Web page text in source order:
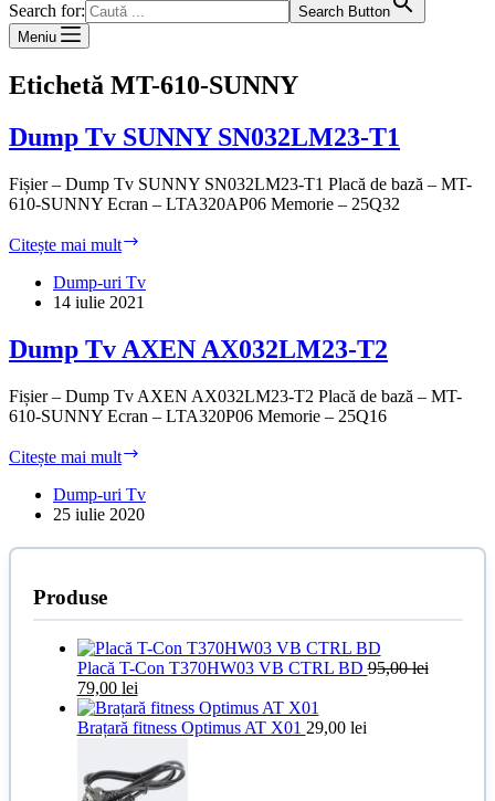
Search for:
Search Button
Meniu
Etichetă MT-610-SUNNY
Dump Tv SUNNY SN032LM23-T1
Fișier – Dump Tv SUNNY SN032LM23-T1 Placă de bază – MT-
610-SUNNY Ecran – LTA320AP06 Memorie – 25Q32
Citește mai mult
SUNNY
SN032LM23-
Dump-uri Tv
14 iulie 2021
Dump Tv AXEN AX032LM23-T2
Fișier – Dump Tv AXEN AX032LM23-T2 Placă de bază – MT-
610-SUNNY Ecran – LTA320P06 Memorie – 25Q16
Citește mai mult
AXEN
AX032LM23-
Dump-uri Tv
25 iulie 2020
Produse
Placă T-Con T370HW03 VB CTRL BD95,00lei
Prețul
inițial
a
95,00 lei.
79,00 leiPrețul
curent
este:
Brațară fitness Optimus AT X01 29,00 lei